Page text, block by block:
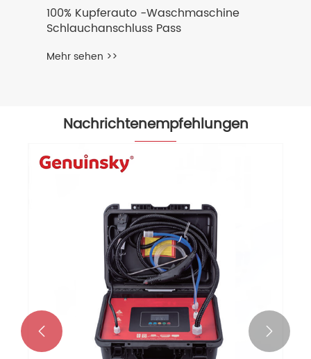
100% Kupferauto -Waschmaschine
Schlauchanschluss Pass
Mehr sehen >>
Nachrichtenempfehlungen
 